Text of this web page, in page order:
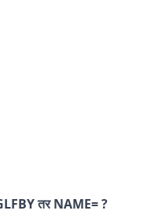
तर NAME= ?